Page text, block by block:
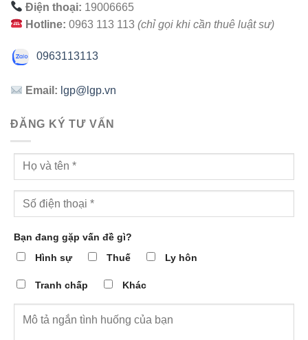
Điện thoại: 19006665
Hotline: 0963 113 113(chỉ gọi khi cần thuê luật sư)
0963113113
Email: lgp@lgp.vn
ĐĂNG KÝ TƯ VẤN
Bạn đang gặp vấn đề gì?
Hình sự
Thuế Ly hôn
Tranh chấp Khác